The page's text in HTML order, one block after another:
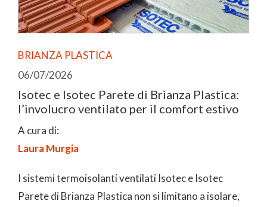
BRIANZA PLASTICA
06/07/2026
Isotec e Isotec Parete di Brianza Plastica:
l’involucro ventilato per il comfort estivo
A cura di:
Laura Murgia
I sistemi termoisolanti ventilati Isotec e Isotec
Parete di Brianza Plastica non si limitano a isolare,